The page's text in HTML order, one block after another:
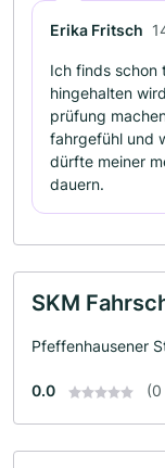
Erika Fritsch
Ich finds schon
hingehalten
prüfung
fahrgefühl und
dürfte meiner
dauern.
SKM
Pfeffenhausener
0.0 (0